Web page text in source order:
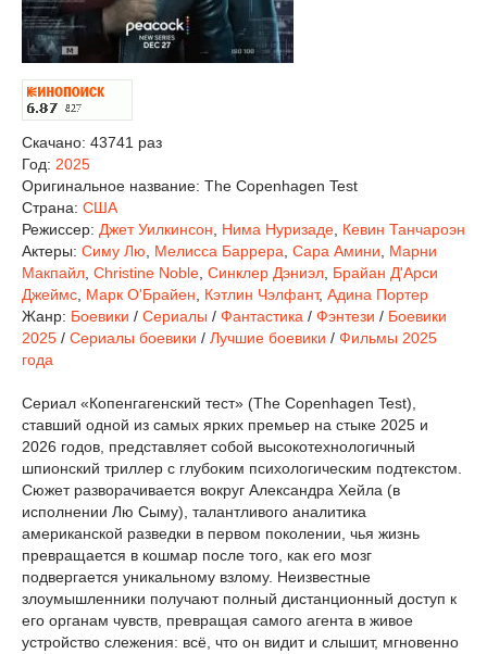
Скачано: 43741 раз
Год: 2025
Оригинальное название: The Copenhagen Test
Страна: США
Режиссер: Джет Уилкинсон Нима Нуризаде Кевин Танчароэн
Актеры: Симу Лю Мелисса Баррера Сара Амини
Марни
Макпайл Christine Noble Синклер Дэниэл Брайан Д'Арси
Джеймс Марк О'Брайен Кэтлин Чэлфант, Адина Портер
Жанр: Боевики / Сериалы / Фантастика / Фэнтези / Боевики
2025 / Сериалы боевики / Лучшие боевики / Фильмы 2025
года
Сериал «Копенгагенский тест» (The Copenhagen Test),
ставший одной из самых ярких премьер на стыке 2025 и
2026 годов, представляет собой высокотехнологичный
шпионский триллер с глубоким психологическим подтекстом.
Сюжет разворачивается вокруг Александра Хейла (в
исполнении Лю Сыму), талантливого аналитика
американской разведки в первом поколении, чья жизнь
превращается в кошмар после того, как его мозг
подвергается уникальному взлому. Неизвестные
злоумышленники получают полный дистанционный доступ к
его органам чувств, превращая самого агента в живое
устройство слежения: всё, что он видит и слышит, мгновенно